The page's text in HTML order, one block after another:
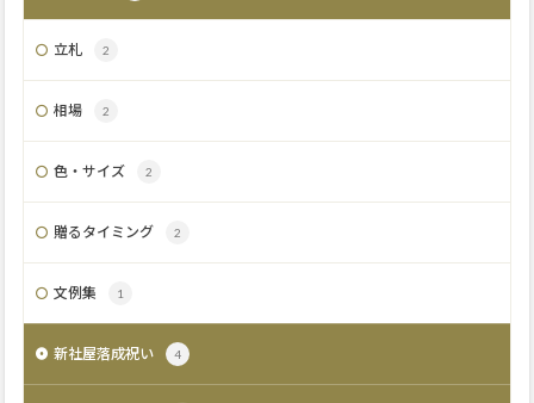
立札 2
相場 2
色・サイズ 2
贈るタイミング 2
文例集 1
新社屋落成祝い 4